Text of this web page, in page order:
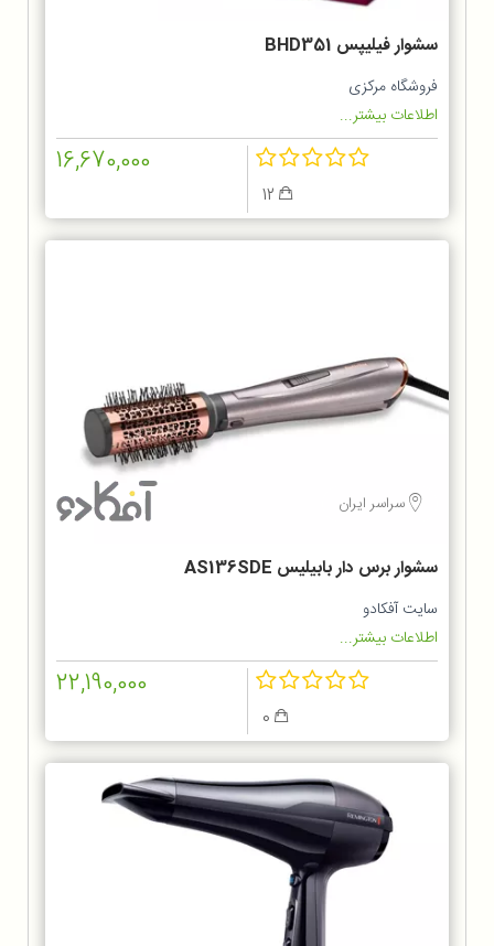
سشوار فیلیپس BHD351
فروشگاه مرکزی
اطلاعات بیشتر...
16,670,000
سراسر ایران
سشوار برس دار بابیلیس AS136SDE
سایت آفکادو
اطلاعات بیشتر...
22,190,000